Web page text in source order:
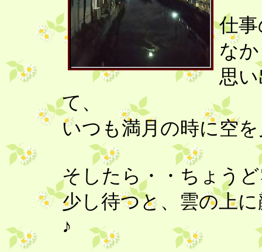
仕
な
思
て、
いつも満月の時に空
そしたら・・ちょう
少し待つと、雲の上
♪